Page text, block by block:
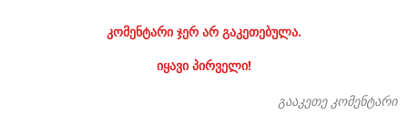
კომენტარი ჯერ არ გაკეთებულა.
იყავი პირველი!
გააკეთე კომენტარი